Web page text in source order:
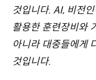
것입니다. AI, 비전
활용한 훈련장비와
아니라 대중들에게
것입니다.